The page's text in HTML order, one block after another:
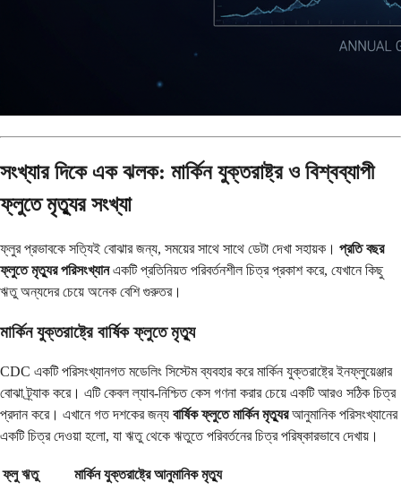
সংখ্যার দিকে এক ঝলক: মার্কিন যুক্তরাষ্ট্র ও বিশ্বব্যাপী
ফ্লুতে মৃত্যুর সংখ্যা
ফ্লুর প্রভাবকে সত্যিই বোঝার জন্য, সময়ের সাথে সাথে ডেটা দেখা সহায়ক। প্রতি বছর
ফ্লুতে মৃত্যুর পরিসংখ্যানএকটি প্রতিনিয়ত পরিবর্তনশীল চিত্র প্রকাশ করে, যেখানে কিছু
ঋতু অন্যদের চেয়ে অনেক বেশি গুরুতর।
মার্কিন যুক্তরাষ্ট্রে বার্ষিক ফ্লুতে মৃত্যু
CDC একটি পরিসংখ্যানগত মডেলিং সিস্টেম ব্যবহার করে মার্কিন যুক্তরাষ্ট্রে ইনফ্লুয়েঞ্জার
বোঝা ট্র্যাক করে। এটি কেবল ল্যাব-নিশ্চিত কেস গণনা করার চেয়ে একটি আরও সঠিক চিত্র
প্রদান করে। এখানে গত দশকের জন্য বার্ষিক ফ্লুতে মার্কিন মৃত্যুরআনুমানিক পরিসংখ্যানের
একটি চিত্র দেওয়া হলো, যা ঋতু থেকে ঋতুতে পরিবর্তনের চিত্র পরিষ্কারভাবে দেখায়।
ফ্লু ঋতু
মার্কিন যুক্তরাষ্ট্রে আনুমানিক মৃত্যু